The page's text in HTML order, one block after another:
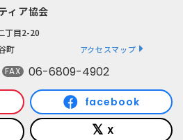
ィア協会
丁目2-20
町
アクセスマップ
FAX 06-6809-4902
facebook
X